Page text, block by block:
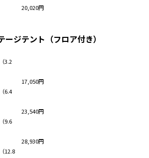
20,020円
ージテント（フロア付き）
3.2
17,050円
6.4
23,540円
9.6
28,930円
12.8